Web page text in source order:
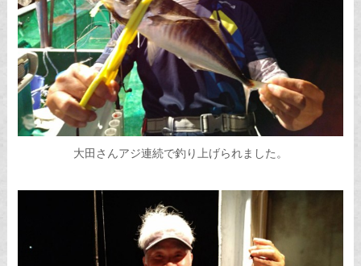
大田さんアジ連続で釣り上げられました。